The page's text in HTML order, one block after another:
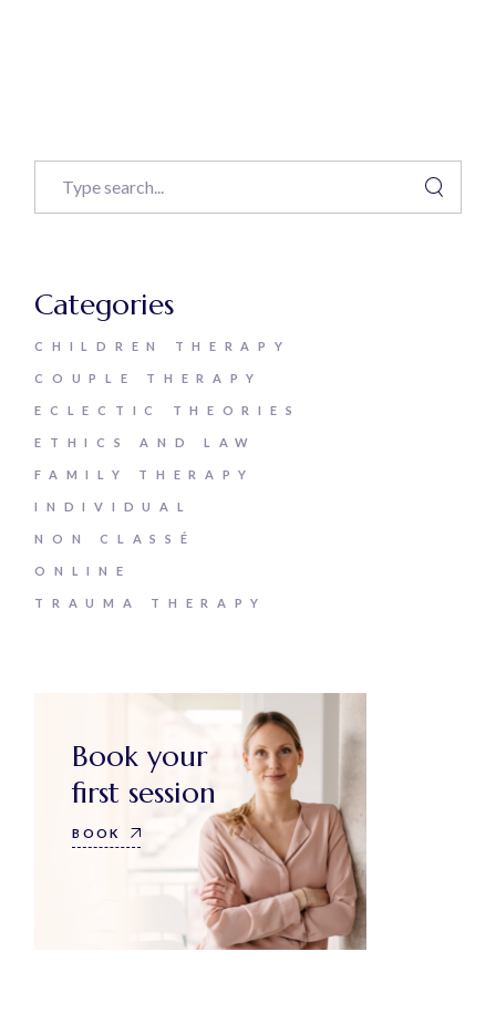
Categories
CHILDREN THERAPY
COUPLE THERAPY
ECLECTIC THEORIES
ETHICS AND LAW
FAMILY THERAPY
INDIVIDUAL
NON CLASSÉ
ONLINE
TRAUMA THERAPY
Book your
first session
BOOK